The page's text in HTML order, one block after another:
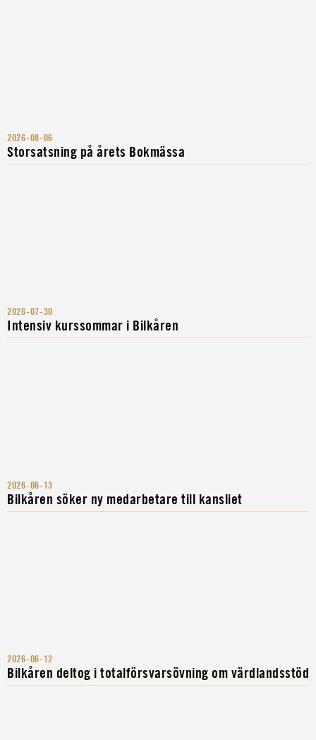
2026-08-06
Storsatsning på årets Bokmässa
2026-07-30
Intensiv kurssommar i Bilkåren
2026-06-13
Bilkåren söker ny medarbetare till kansliet
2026-06-12
Bilkåren deltog i totalförsvarsövning om värdlandsstöd